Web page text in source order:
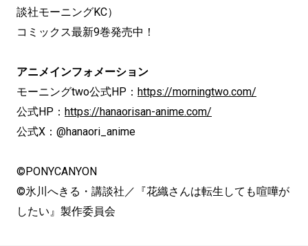
談社モーニングKC）
コミックス最新9巻発売中！
アニメインフォメーション
モーニングtwo公式HP： https://morningtwo.com/
公式HP： https://hanaorisan-anime.com/
公式X：@hanaori_anime
©PONYCANYON
©氷川へきる・講談社／『花織さんは転生しても喧嘩が
したい』製作委員会